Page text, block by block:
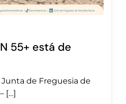
55+ está de
de Freguesia de
[…]